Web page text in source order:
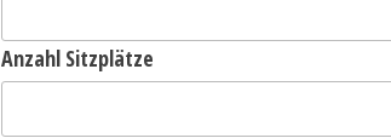
Anzahl Sitzplätze